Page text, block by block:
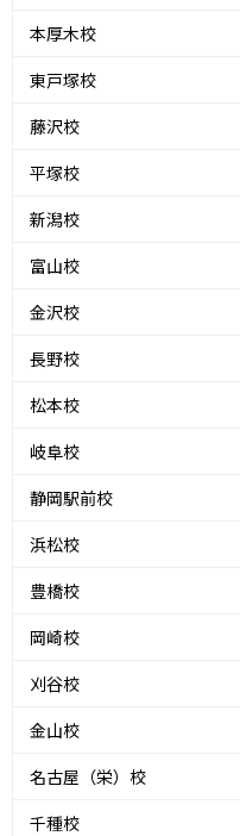
本厚木校
東戸塚校
藤沢校
平塚校
新潟校
富山校
金沢校
長野校
松本校
岐阜校
静岡駅前校
浜松校
豊橋校
岡崎校
刈谷校
金山校
名古屋（栄）校
千種校